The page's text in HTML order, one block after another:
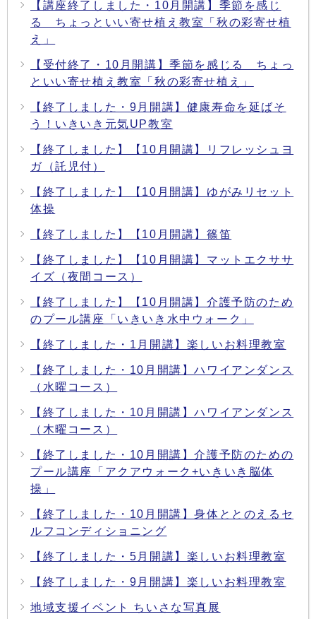
【講座終了しました・10月開講】季節を感じ
る ちょっといい寄せ植え教室「秋の彩寄せ植
え」
【受付終了・10月開講】季節を感じる ちょっ
といい寄せ植え教室「秋の彩寄せ植え」
【終了しました・9月開講】健康寿命を延ばそ
う！いきいき元気UP教室
【終了しました】【10月開講】リフレッシュヨ
ガ（託児付）
【終了しました】【10月開講】ゆがみリセット
体操
【終了しました】【10月開講】篠笛
【終了しました】【10月開講】マットエクササ
イズ（夜間コース）
【終了しました】【10月開講】介護予防のため
のプール講座「いきいき水中ウォーク」
【終了しました・1月開講】楽しいお料理教室
【終了しました・10月開講】ハワイアンダンス
（水曜コース）
【終了しました・10月開講】ハワイアンダンス
（木曜コース）
【終了しました・10月開講】介護予防のための
プール講座「アクアウォーク+いきいき脳体
操」
【終了しました・10月開講】身体ととのえるセ
ルフコンディショニング
【終了しました・5月開講】楽しいお料理教室
【終了しました・9月開講】楽しいお料理教室
地域支援イベント ちいさな写真展